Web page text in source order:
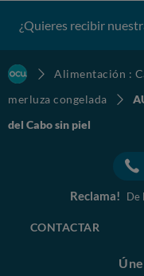
¿Quieres recibir
Alimentación :
merluza congelada
del Cabo sin piel
Reclama! De
CONTACTAR